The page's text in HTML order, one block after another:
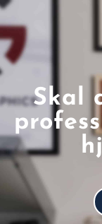
Skal